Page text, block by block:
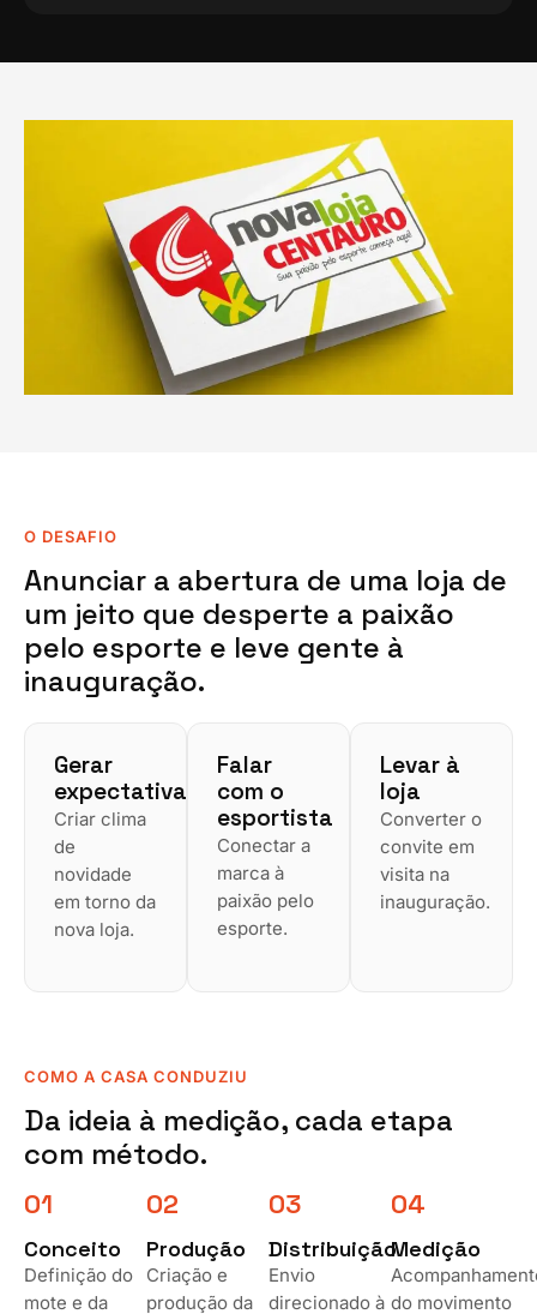
O DESAFIO
Anunciar a abertura de uma loja de
um jeito que desperte a paixão
pelo esporte e leve gente à
inauguração.
Gerar
expectativa
Criar clima
de
novidade
em torno da
nova loja.
Falar
com o
esportista
Conectar a
marca à
paixão pelo
esporte.
Levar à
loja
Converter o
convite em
visita na
inauguração.
COMO A CASA CONDUZIU
Da ideia à medição, cada etapa
com método.
01
Conceito
Definição do
mote e da
02
Produção
Criação e
produção da
03
Distribuição
Envio
direcionado à
04
Medição
do movimento